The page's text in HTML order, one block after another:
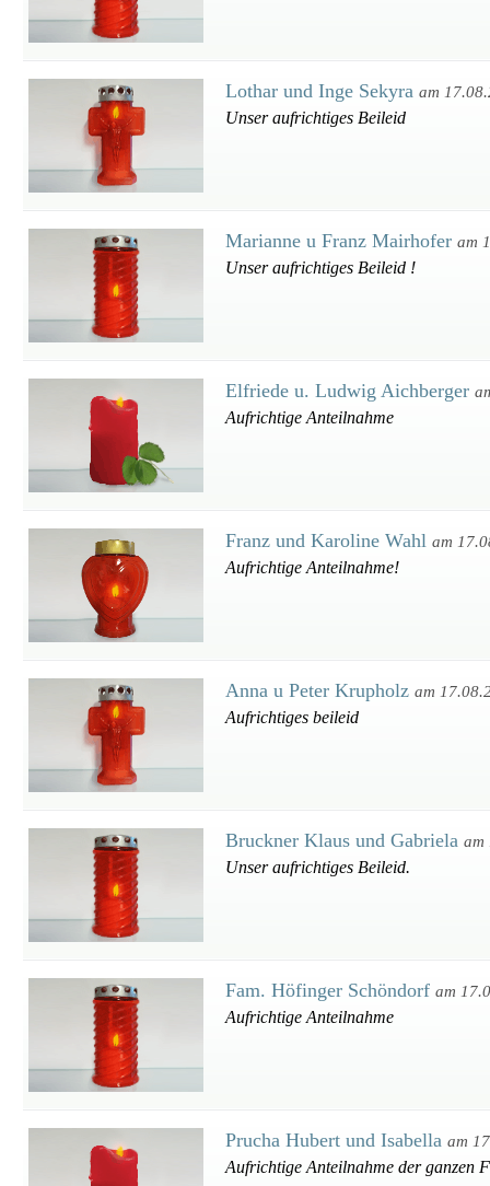
Lothar und Inge Sekyra am
Unser aufrichtiges Beileid
Marianne u Franz Mairhofer am
Unser aufrichtiges Beileid !
Elfriede u. Ludwig Aichberger
Aufrichtige Anteilnahme
Franz und Karoline Wahl am
Aufrichtige Anteilnahme!
Anna u Peter Krupholz am
Aufrichtiges beileid
Bruckner Klaus und Gabriela am
Unser aufrichtiges Beileid.
Fam. Höfinger Schöndorf am
Aufrichtige Anteilnahme
Prucha Hubert und Isabella am
Aufrichtige Anteilnahme der ganzen